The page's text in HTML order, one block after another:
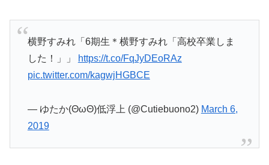
横野すみれ「6期生＊横野すみれ「高校卒業しま
した！」」
https://t.co/FqJyDEoRAz
pic.twitter.com/kagwjHGBCE
— ゆたか(ΘωΘ)低浮上 (@Cutiebuono2) March 6,
2019